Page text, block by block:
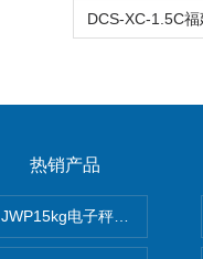
热销产品
JWP15kg电子秤价格,15公